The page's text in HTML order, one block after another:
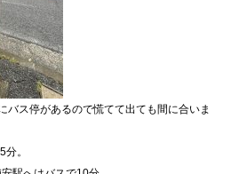
バス停があるので慌てて出ても間に合いま
。